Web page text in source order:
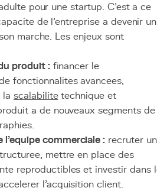
pour une startup. C'est a ce
de l'entreprise a devenir un
marche. Les enjeux sont
produit :financer le
fonctionnalites avancees,
la scalabilitetechnique et
a de nouveaux segments de
commerciale : recruter
mettre en place des
reproductibles et investir dans
l'acquisition client.